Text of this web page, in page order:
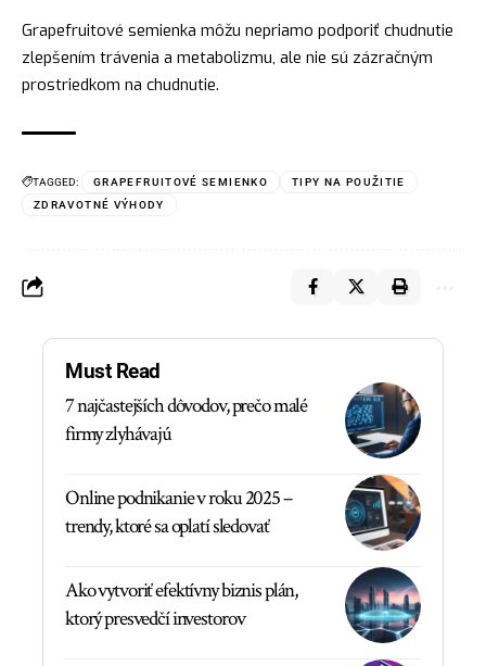
Grapefruitové semienka môžu nepriamo podporiť chudnutie
zlepšením trávenia a metabolizmu, ale nie sú zázračným
prostriedkom na chudnutie.
TAGGED: GRAPEFRUITOVÉ SEMIENKO
TIPY NA POUŽITIE
ZDRAVOTNÉ VÝHODY
Must Read
7 najčastejších dôvodov, prečo malé
firmy zlyhávajú
Online podnikanie v roku 2025 –
trendy, ktoré sa oplatí sledovať
Ako vytvoriť efektívny biznis plán,
ktorý presvedčí investorov